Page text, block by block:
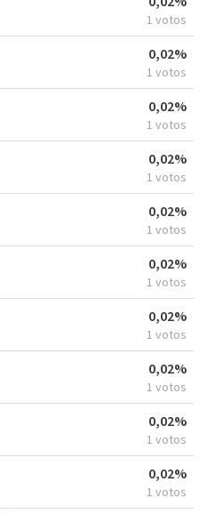
1 votos
0,02%
1 votos
0,02%
1 votos
0,02%
1 votos
0,02%
1 votos
0,02%
1 votos
0,02%
1 votos
0,02%
1 votos
0,02%
1 votos
0,02%
1 votos